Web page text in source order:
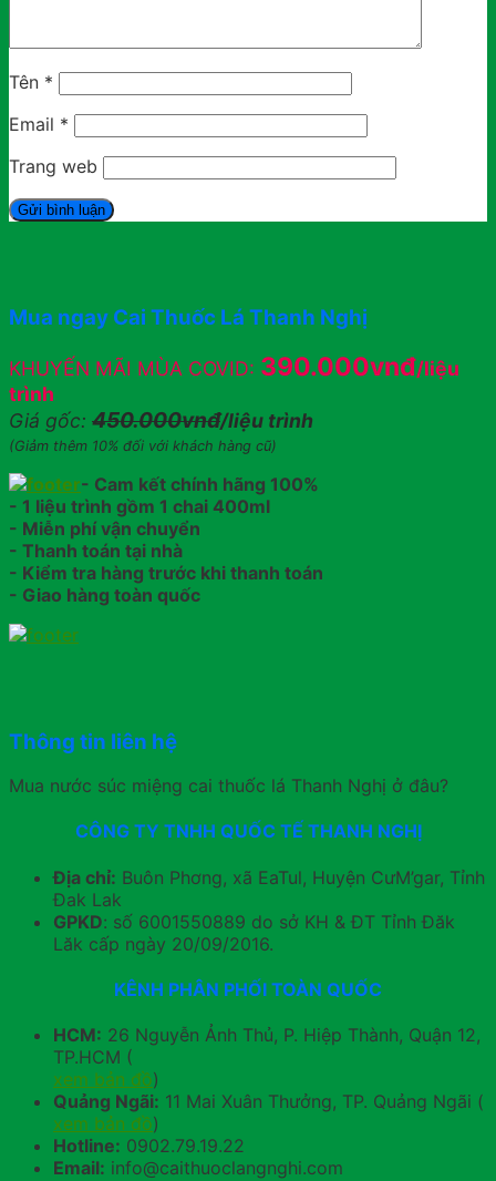
Tên *
Email *
Trang web
Mua ngay Cai Thuốc Lá Thanh Nghị
KHUYẾN MÃI MÙA COVID: 390.000vnđ/liệu
trình
Giá gốc: 450.000vnđ/liệu trình
(Giảm thêm 10% đối với khách hàng cũ)
- Cam kết chính hãng 100%
- 1 liệu trình gồm 1 chai 400ml
- Miễn phí vận chuyển
- Thanh toán tại nhà
- Kiểm tra hàng trước khi thanh toán
- Giao hàng toàn quốc
Thông tin liên hệ
Mua nước súc miệng cai thuốc lá Thanh Nghị ở đâu?
CÔNG TY TNHH QUỐC TẾ THANH NGHỊ
Địa chỉ: Buôn Phơng, xã EaTul, Huyện CưM’gar, Tỉnh
Đak Lak
GPKD: số 6001550889 do sở KH & ĐT Tỉnh Đăk
Lăk cấp ngày 20/09/2016.
KÊNH PHÂN PHỐI TOÀN QUỐC
HCM: 26 Nguyễn Ảnh Thủ, P. Hiệp Thành, Quận 12,
TP.HCM (
xem bản đồ)
Quảng Ngãi: 11 Mai Xuân Thưởng, TP. Quảng Ngãi (
xem bản đồ)
Hotline: 0902.79.19.22
Email: info@caithuoclangnghi.com